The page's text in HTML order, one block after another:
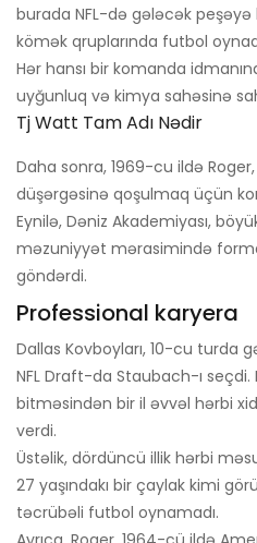
burada NFL-də gələcək
kömək qruplarında futbol
Hər hansı bir komanda
uyğunluq və kimya sahəsinə
Tj Watt Tam Adı Nədir
Daha sonra, 1969-cu ildə
düşərgəsinə qoşulmaq üçün
Eynilə, Dəniz Akademiyası,
məzuniyyət mərasimində
göndərdi.
Professional karyera
Dallas Kovboyları, 10-cu turda
NFL Draft-da Staubach-ı
bitməsindən bir il əvvəl hərbi
verdi.
Üstəlik, dördüncü illik hərbi
27 yaşındakı bir çaylak kimi
təcrübəli futbol oynamadı.